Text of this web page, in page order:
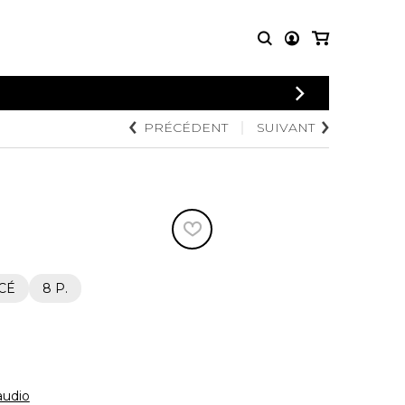
CONNEXION
PARTITIONS
POUR
Quatuor de saxophones
AUTRES
PRODUITS
Disques compacts et
DVDs
PRÉCÉDENT SUIVANT
8 P.